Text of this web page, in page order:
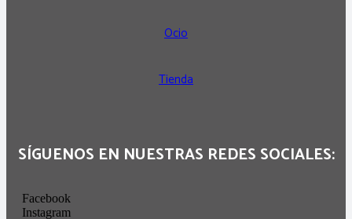
Ocio
Tienda
SÍGUENOS EN NUESTRAS REDES SOCIALES:
Facebook
Instagram